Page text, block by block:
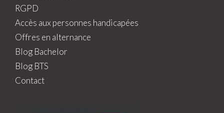
RGPD
Accès aux personnes handicapées
Offres en alternance
Blog Bachelor
Blog BTS
Contact